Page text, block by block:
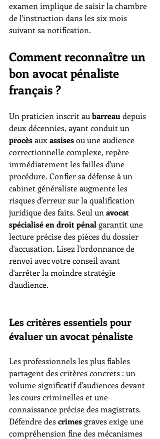
examen implique de saisir la chambre
de l'instruction dans les six mois
suivant sa notification.
Comment reconnaître un
bon avocat pénaliste
français ?
Un praticien inscrit au barreau depuis
deux décennies, ayant conduit un
procès aux assises ou une audience
correctionnelle complexe, repère
immédiatement les failles d'une
procédure. Confier sa défense à un
cabinet généraliste augmente les
risques d'erreur sur la qualification
juridique des faits. Seul un avocat
spécialisé en droit pénal garantit une
lecture précise des pièces du dossier
d'accusation. Lisez l'ordonnance de
renvoi avec votre conseil avant
d'arrêter la moindre stratégie
d'audience.
Les critères essentiels pour
évaluer un avocat pénaliste
Les professionnels les plus fiables
partagent des critères concrets : un
volume significatif d'audiences devant
les cours criminelles et une
connaissance précise des magistrats.
Défendre des crimes graves exige une
compréhension fine des mécanismes